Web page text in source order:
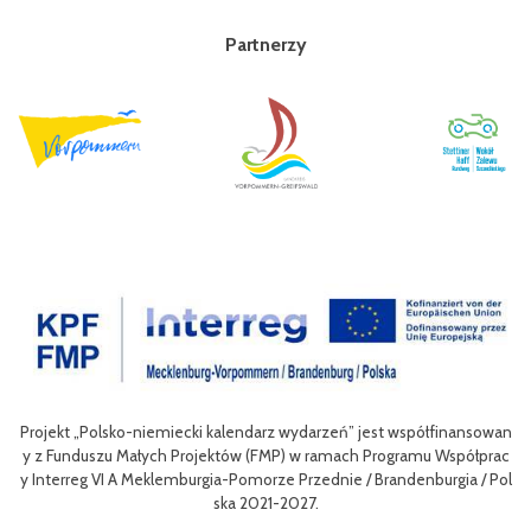
Partnerzy
niemiecki kalendarz wydarzeń” jest współfinansowan
Małych Projektów (FMP) w ramach Programu Współprac
Meklemburgia-Pomorze Przednie / Brandenburgia / Pol
Celem III
nie oferty
niej dla